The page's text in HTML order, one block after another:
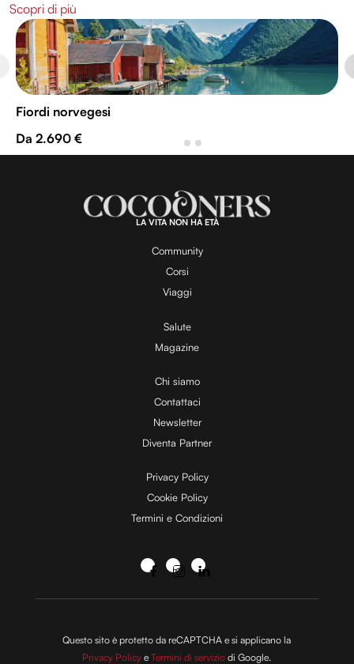
Scopri di più
Fiordi norvegesi
Da 2.690 €
LA VITA NON HA ETÀ
Community
Corsi
Viaggi
Salute
Magazine
Chi siamo
Contattaci
Newsletter
Diventa Partner
Privacy Policy
Cookie Policy
Termini e Condizioni
Questo sito è protetto da reCAPTCHA e si applicano la
Privacy Policy eTermini di servizio di Google.